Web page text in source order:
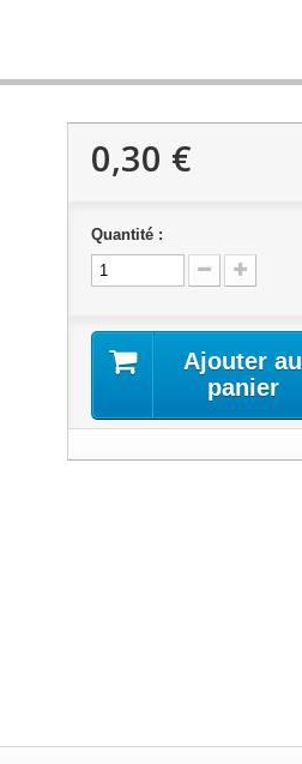
0,30 €
Quantité :
Ajouter au
panier